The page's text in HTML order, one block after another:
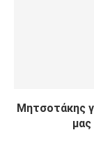
Μητσοτάκης
μας